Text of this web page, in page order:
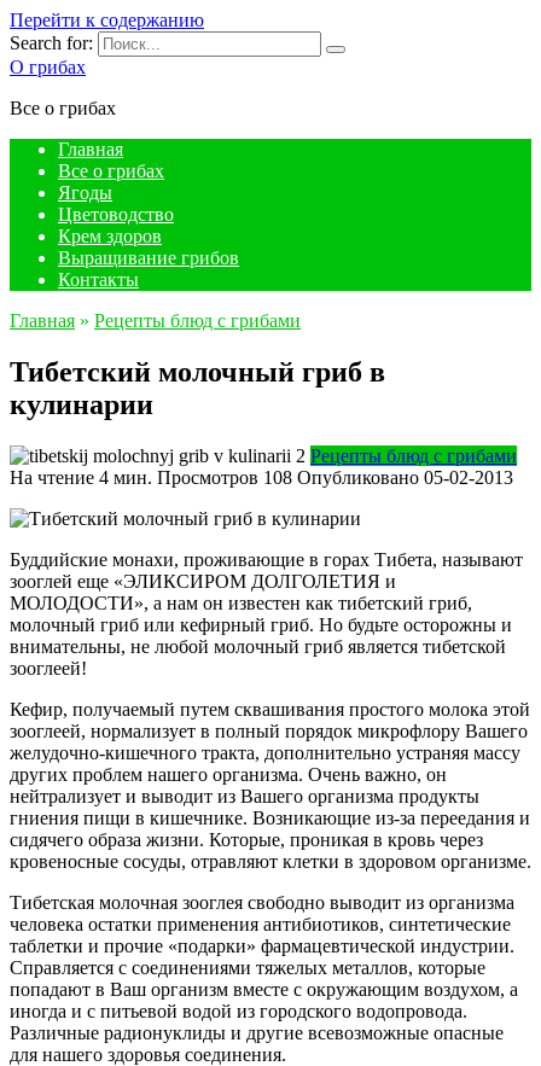
Перейти к содержанию
Search for:
О грибах
Все о грибах
Главная
Все о грибах
Ягоды
Цветоводство
Крем здоров
Выращивание грибов
Контакты
Главная » Рецепты блюд с грибами
Тибетский молочный гриб в
кулинарии
Рецепты блюд с грибами
На чтение 4 мин. Просмотров 108 Опубликовано 05-02-2013
Буддийские монахи, проживающие в горах Тибета, называют
зооглей еще «ЭЛИКСИРОМ ДОЛГОЛЕТИЯ и
МОЛОДОСТИ», а нам он известен как тибетский гриб,
молочный гриб или кефирный гриб. Но будьте осторожны и
внимательны, не любой молочный гриб является тибетской
зооглеей!
Кефир, получаемый путем сквашивания простого молока этой
зооглеей, нормализует в полный порядок микрофлору Вашего
желудочно-кишечного тракта, дополнительно устраняя массу
других проблем нашего организма. Очень важно, он
нейтрализует и выводит из Вашего организма продукты
гниения пищи в кишечнике. Возникающие из-за переедания и
сидячего образа жизни. Которые, проникая в кровь через
кровеносные сосуды, отравляют клетки в здоровом организме.
Тибетская молочная зооглея свободно выводит из организма
человека остатки применения антибиотиков, синтетические
таблетки и прочие «подарки» фармацевтической индустрии.
Справляется с соединениями тяжелых металлов, которые
попадают в Ваш организм вместе с окружающим воздухом, а
иногда и с питьевой водой из городского водопровода.
Различные радионуклиды и другие всевозможные опасные
для нашего здоровья соединения.